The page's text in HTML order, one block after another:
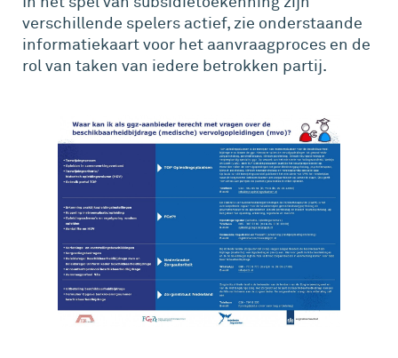
verschillende spelers actief, zie onderstaande
informatiekaart voor het aanvraagproces en de
rol van taken van iedere betrokken partij.